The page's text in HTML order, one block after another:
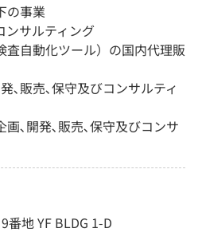
の事業
ンサルティング
査自動化ツール）の国内代理販
､販売､保守及びコンサルティ
画､開発､販売､保守及びコンサ
番地 YF BLDG 1-D